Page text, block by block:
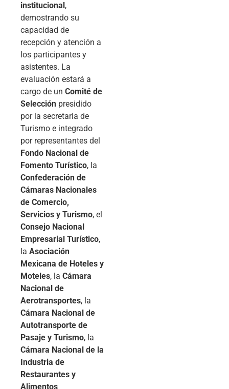
institucional,
demostrando su
capacidad de
recepción y atención a
los participantes y
asistentes. La
evaluación estará a
cargo de un Comité de
Selección presidido
por la secretaria de
Turismo e integrado
por representantes del
Fondo Nacional de
Fomento Turístico, la
Confederación de
Cámaras Nacionales
de Comercio,
Servicios y Turismo, el
Consejo Nacional
Empresarial Turístico,
la Asociación
Mexicana de Hoteles y
Moteles, la Cámara
Nacional de
Aerotransportes, la
Cámara Nacional de
Autotransporte de
Pasaje y Turismo, la
Cámara Nacional de la
Industria de
Restaurantes y
Alimentos